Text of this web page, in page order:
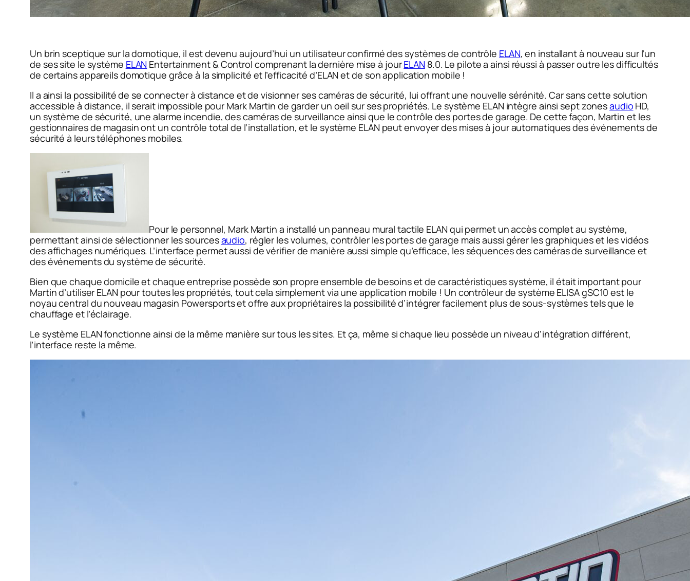
Un brin sceptique sur la domotique, il est devenu aujourd’hui un utilisateur confirmé des systèmes de contrôle ELAN, en installant à nouveau sur l’un
de ses site le système ELAN Entertainment & Control comprenant la dernière mise à jourELAN 8.0. Le pilote a ainsi réussi à passer outre les difficultés
de certains appareils domotique grâce à la simplicité et l’efficacité d’ELAN et de son application mobile !
Il a ainsi la possibilité de se connecter à distance et de visionner ses caméras de sécurité, lui offrant une nouvelle sérénité. Car sans cette solution
accessible à distance, il serait impossible pour Mark Martin de garder un oeil sur ses propriétés. Le système ELAN intègre ainsi sept zonesaudio HD,
un système de sécurité, une alarme incendie, des caméras de surveillance ainsi que le contrôle des portes de garage. De cette façon, Martin et les
gestionnaires de magasin ont un contrôle total de l’installation, et le système ELAN peut envoyer des mises à jour automatiques des événements de
sécurité à leurs téléphones mobiles.
Pour le personnel, Mark Martin a installé un panneau mural tactile ELAN qui permet un accès complet au système,
permettant ainsi de sélectionner les sourcesaudio, régler les volumes, contrôler les portes de garage mais aussi gérer les graphiques et les vidéos
des affichages numériques. L’interface permet aussi de vérifier de manière aussi simple qu’efficace, les séquences des caméras de surveillance et
des événements du système de sécurité.
Bien que chaque domicile et chaque entreprise possède son propre ensemble de besoins et de caractéristiques système, il était important pour
Martin d’utiliser ELAN pour toutes les propriétés, tout cela simplement via une application mobile ! Un contrôleur de système ELISA gSC10 est le
noyau central du nouveau magasin Powersports et offre aux propriétaires la possibilité d’intégrer facilement plus de sous-systèmes tels que le
chauffage et l’éclairage.
Le système ELAN fonctionne ainsi de la même manière sur tous les sites. Et ça, même si chaque lieu possède un niveau d’intégration différent,
l’interface reste la même.